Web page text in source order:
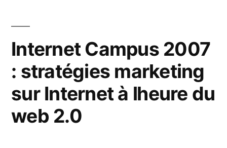
Internet Campus 2007
: stratégies marketing
sur Internet à lheure du
web 2.0